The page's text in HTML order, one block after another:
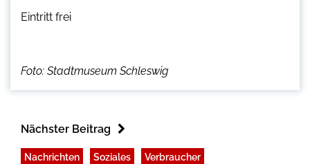
Eintritt frei
Foto: Stadtmuseum Schleswig
Nächster Beitrag
Nachrichten Soziales Verbraucher